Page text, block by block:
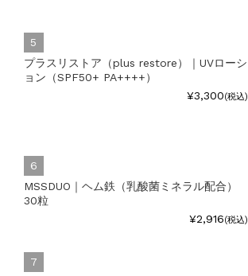
プラスリストア（plus restore）｜UVローシ
ョン（SPF50+ PA++++）
¥3,300(税込)
MSSDUO｜ヘム鉄（乳酸菌ミネラル配合）
30粒
¥2,916(税込)